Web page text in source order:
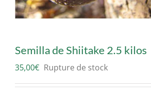
Semilla de Shiitake 2.5 kilos
35,00€ Rupture de stock